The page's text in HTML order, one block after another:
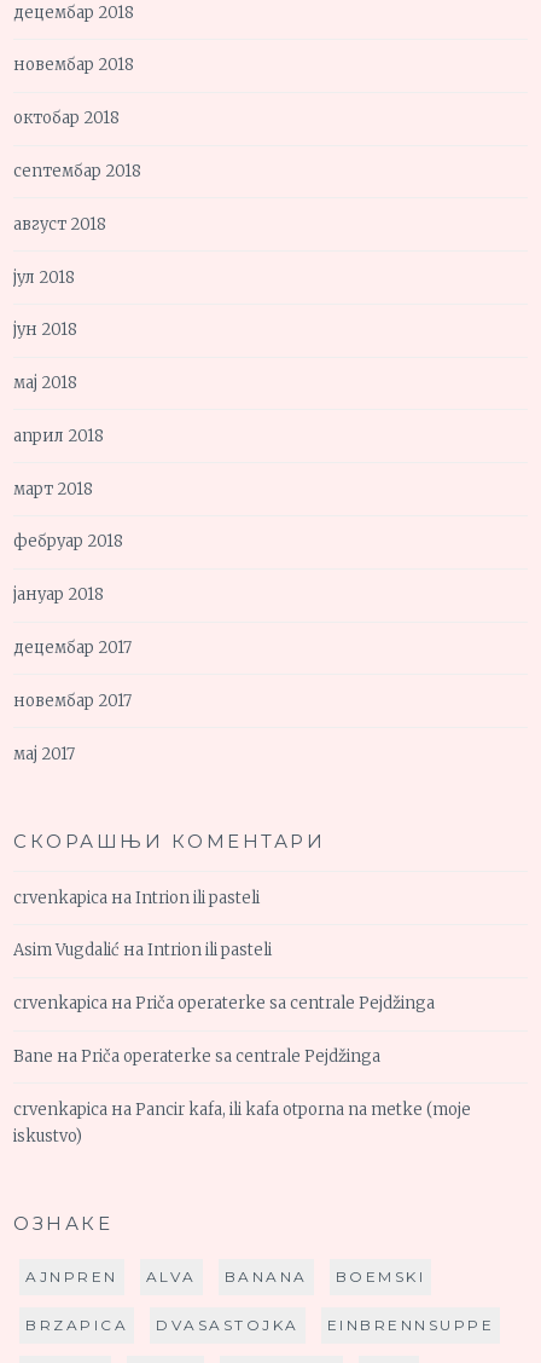
децембар 2018
новембар 2018
октобар 2018
септембар 2018
август 2018
јул 2018
јун 2018
мај 2018
април 2018
март 2018
фебруар 2018
јануар 2018
децембар 2017
новембар 2017
мај 2017
СКОРАШЊИ КОМЕНТАРИ
crvenkapica наIntrion ili pasteli
Asim Vugdalić наIntrion ili pasteli
crvenkapica наPriča operaterke sa centrale Pejdžinga
Bane наPriča operaterke sa centrale Pejdžinga
crvenkapica наPancir kafa, ili kafa otporna na metke (moje
iskustvo)
ОЗНАКЕ
AJNPREN ALVA BANANA BOEMSKI
BRZAPICA DVASASTOJKA EINBRENNSUPPE